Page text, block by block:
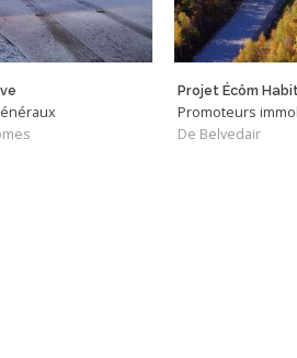
Projet Écôm
Promoteurs
De Belvedair